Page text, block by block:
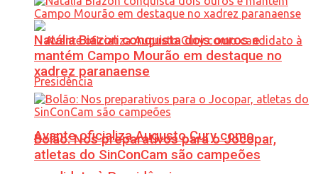
Avante oficializa Augusto Cury como
Natália Biazon conquista dois ouros e
mantém Campo Mourão em destaque no
xadrez paranaense
Bolão: Nos preparativos para o Jocopar,
atletas do SinConCam são campeões